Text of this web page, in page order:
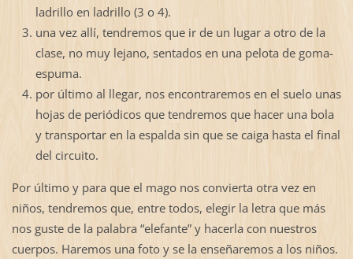
ladrillo en ladrillo (3 o 4).
una vez allí, tendremos que ir de un lugar a otro de la
clase, no muy lejano, sentados en una pelota de goma-
espuma.
por último al llegar, nos encontraremos en el suelo unas
hojas de periódicos que tendremos que hacer una bola
y transportar en la espalda sin que se caiga hasta el final
del circuito.
Por último y para que el mago nos convierta otra vez en
niños, tendremos que, entre todos, elegir la letra que más
nos guste de la palabra “elefante” y hacerla con nuestros
cuerpos. Haremos una foto y se la enseñaremos a los niños.